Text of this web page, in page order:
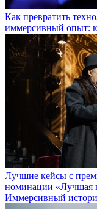
Как превратить
иммерсивный опыт:
Лучшие кейсы с
номинации «Лучшая
Иммерсивный